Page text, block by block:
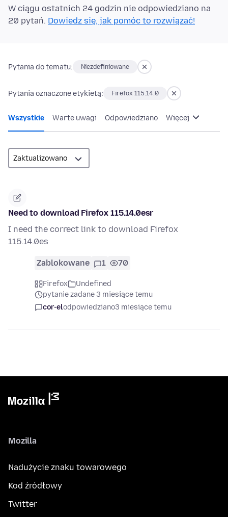
W ciągu ostatnich 24 godzin nie odpowiedziano na
20 pytań. Dowiedz się, jak pomóc to rozwiązać!
Pytania do tematu: Niezdefiniowane
Pytania oznaczone etykietą: Firefox 115.14.0
Wszystkie Warte uwagi Odpowiedziano Więcej
Need to download Firefox 115.14.0esr
I need the correct link to download Firefox
115.14.0es
Zablokowane 1 70
Firefox
Undefined
pytanie zadane 3 miesiące temu
cor-elodpowiedziano3 miesiące temu
Mozilla
Nadużycie znaku towarowego
Kod źródłowy
Twitter